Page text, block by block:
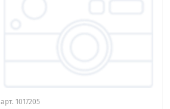
арт.1017205